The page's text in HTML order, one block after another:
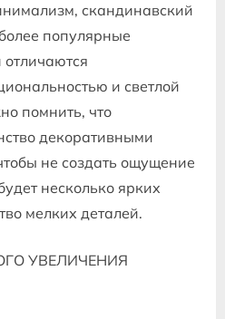
скандинавский
популярные
отличаются
и светлой
помнить‚ что
декоративными
не создать ощущение
несколько ярких
мелких деталей.
УВЕЛИЧЕНИЯ